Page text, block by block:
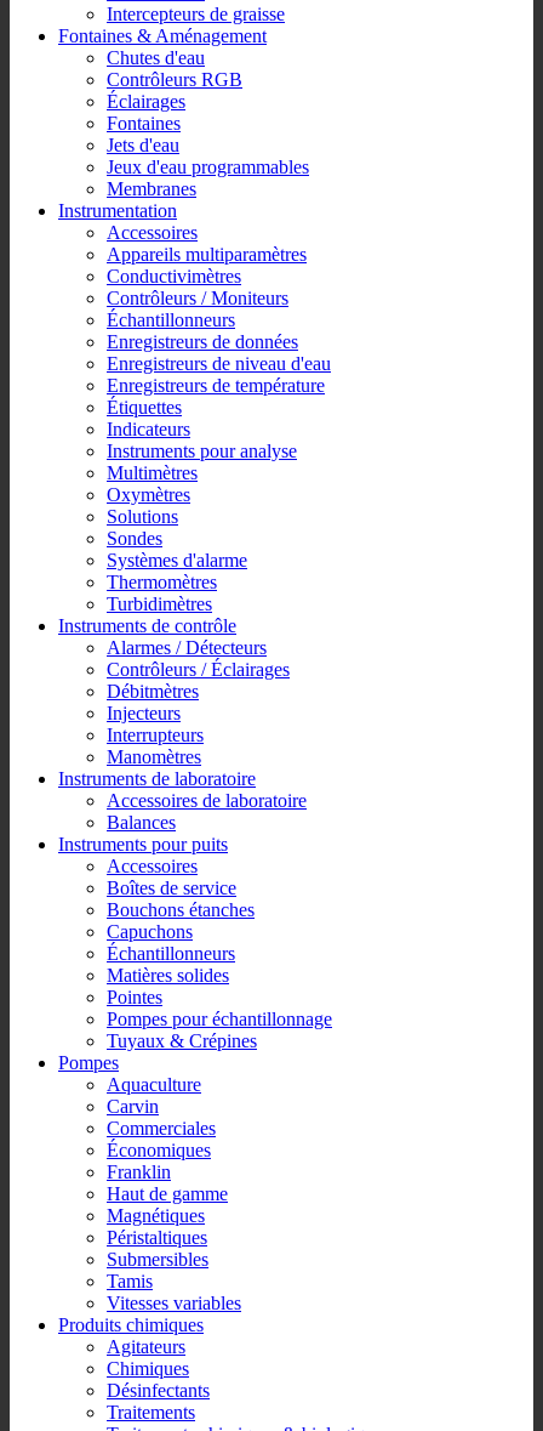
Intercepteurs de graisse
Fontaines & Aménagement
Chutes d'eau
Contrôleurs RGB
Éclairages
Fontaines
Jets d'eau
Jeux d'eau programmables
Membranes
Instrumentation
Accessoires
Appareils multiparamètres
Conductivimètres
Contrôleurs / Moniteurs
Échantillonneurs
Enregistreurs de données
Enregistreurs de niveau d'eau
Enregistreurs de température
Étiquettes
Indicateurs
Instruments pour analyse
Multimètres
Oxymètres
Solutions
Sondes
Systèmes d'alarme
Thermomètres
Turbidimètres
Instruments de contrôle
Alarmes / Détecteurs
Contrôleurs / Éclairages
Débitmètres
Injecteurs
Interrupteurs
Manomètres
Instruments de laboratoire
Accessoires de laboratoire
Balances
Instruments pour puits
Accessoires
Boîtes de service
Bouchons étanches
Capuchons
Échantillonneurs
Matières solides
Pointes
Pompes pour échantillonnage
Tuyaux & Crépines
Pompes
Aquaculture
Carvin
Commerciales
Économiques
Franklin
Haut de gamme
Magnétiques
Péristaltiques
Submersibles
Tamis
Vitesses variables
Produits chimiques
Agitateurs
Chimiques
Désinfectants
Traitements